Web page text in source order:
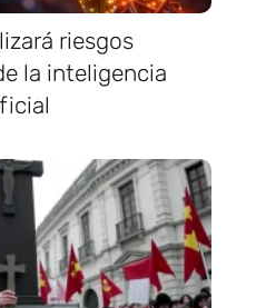
riesgos
la inteligencia